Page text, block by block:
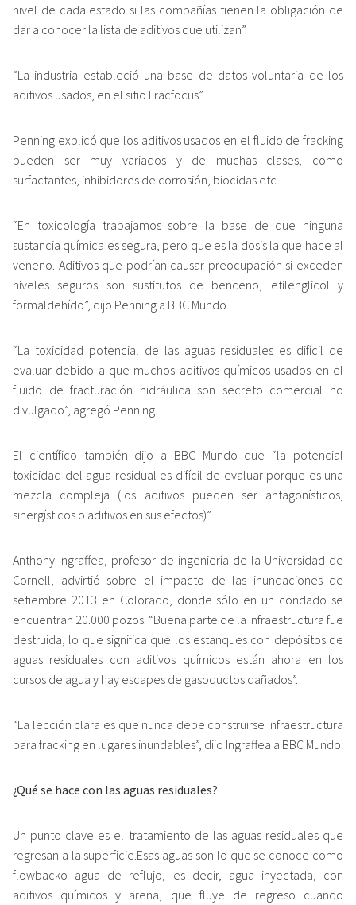
nivel de cada estado si las compañías tienen la obligación de
dar a conocer la lista de aditivos que utilizan”.
“La industria estableció una base de datos voluntaria de los
aditivos usados, en el sitio Fracfocus”.
Penning explicó que los aditivos usados en el fluido de fracking
pueden ser muy variados y de muchas clases, como
surfactantes, inhibidores de corrosión, biocidas etc.
“En toxicología trabajamos sobre la base de que ninguna
sustancia química es segura, pero que es la dosis la que hace al
veneno. Aditivos que podrían causar preocupación si exceden
niveles seguros son sustitutos de benceno, etilenglicol y
formaldehído”, dijo Penning a BBC Mundo.
“La toxicidad potencial de las aguas residuales es difícil de
evaluar debido a que muchos aditivos químicos usados en el
fluido de fracturación hidráulica son secreto comercial no
divulgado”, agregó Penning.
El científico también dijo a BBC Mundo que “la potencial
toxicidad del agua residual es difícil de evaluar porque es una
mezcla compleja (los aditivos pueden ser antagonísticos,
sinergísticos o aditivos en sus efectos)”.
Anthony Ingraffea, profesor de ingeniería de la Universidad de
Cornell, advirtió sobre el impacto de las inundaciones de
setiembre 2013 en Colorado, donde sólo en un condado se
encuentran 20.000 pozos. “Buena parte de la infraestructura fue
destruida, lo que significa que los estanques con depósitos de
aguas residuales con aditivos químicos están ahora en los
cursos de agua y hay escapes de gasoductos dañados”.
“La lección clara es que nunca debe construirse infraestructura
para fracking en lugares inundables”, dijo Ingraffea a BBC Mundo.
¿Qué se hace con las aguas residuales?
Un punto clave es el tratamiento de las aguas residuales que
regresan a la superficie.Esas aguas son lo que se conoce como
flowbacko agua de reflujo, es decir, agua inyectada, con
aditivos químicos y arena, que fluye de regreso cuando